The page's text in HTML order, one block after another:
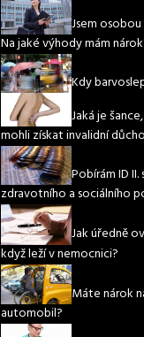
Jsem
Na jaké výhody mám
Kdy
Jaká je
mohli získat invalidní
Pobírám ID
zdravotního a sociálního
Jak úředně
když leží v nemocnici?
Máte nárok
automobil?